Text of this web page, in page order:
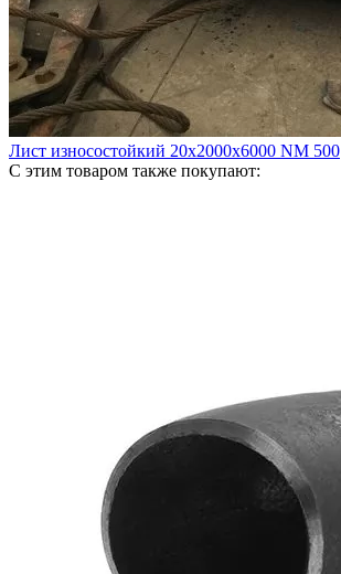
Лист износостойкий 20х2000х6000 NM 500
С этим товаром также покупают: